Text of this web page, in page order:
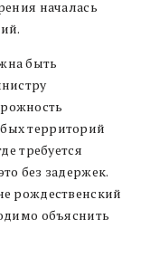
началась
быть
территорий
требуется
без задержек.
рождественский
объяснить